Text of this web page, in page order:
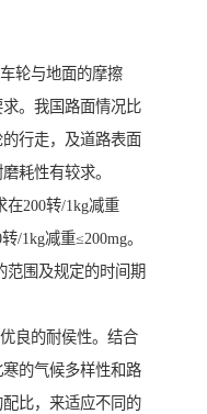
轮与地面的摩擦
。我国路面情况比
行走，及道路表面
耗性有较求。
200转/1kg减重
/1kg减重≤200mg。
范围及规定的时间期
良的耐侯性。结合
的气候多样性和路
比，来适应不同的